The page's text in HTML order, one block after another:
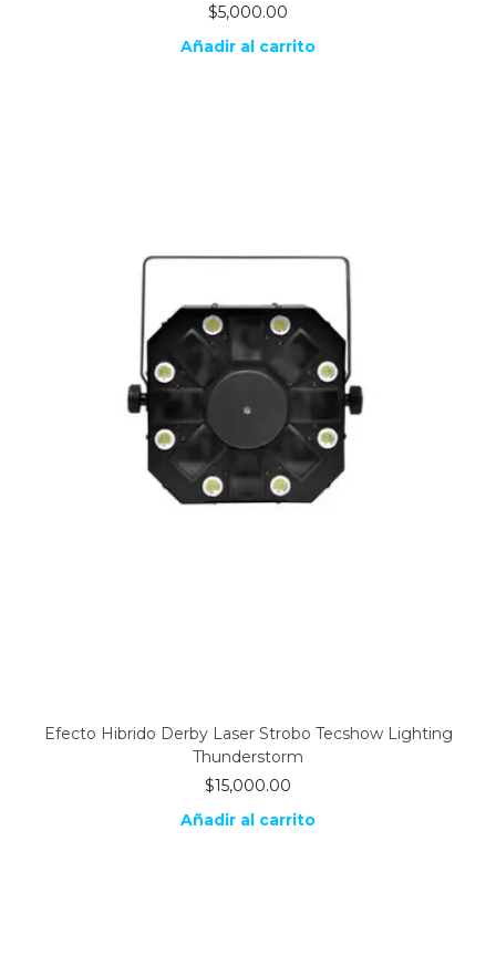
$5,000.00
Añadir al carrito
Efecto Hibrido Derby Laser Strobo Tecshow Lighting
Thunderstorm
$15,000.00
Añadir al carrito